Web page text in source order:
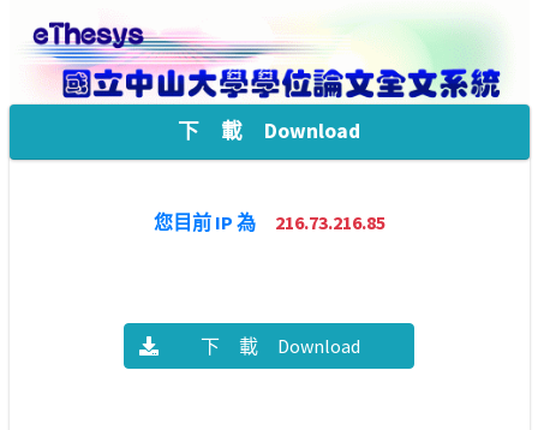
下 載 Download
您目前 IP 為 216.73.216.85
下 載 Download